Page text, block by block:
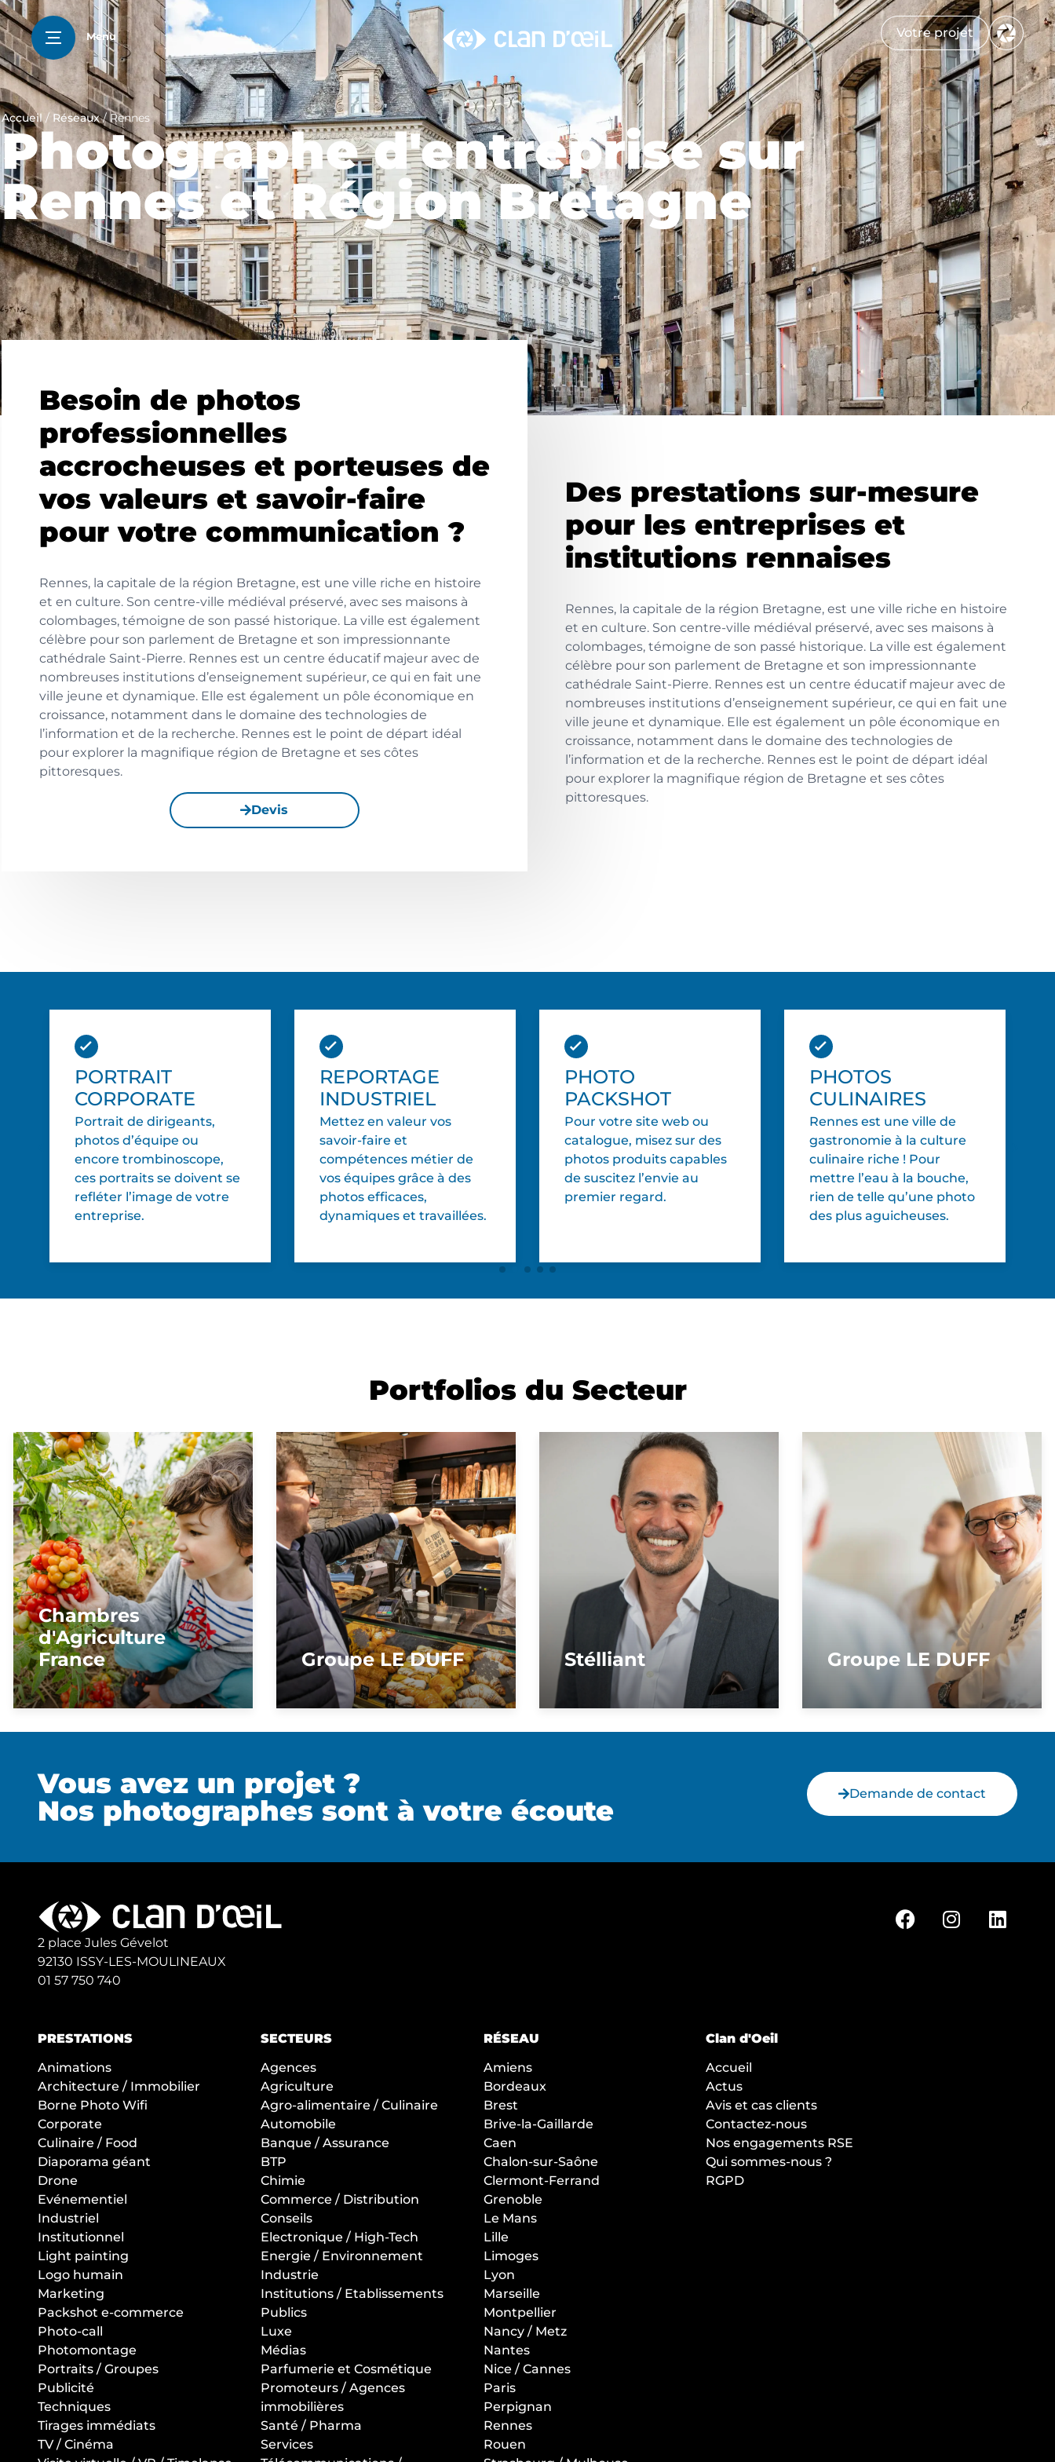
Menu Votre projet
Accueil / Réseaux/Rennes
Photographe d'entreprise sur
Rennes et Région Bretagne
Besoin de photos
professionnelles
accrocheuses et porteuses de
vos valeurs et savoir-faire
pour votre communication ?
Rennes, la capitale de la région Bretagne, est une ville riche en histoire
et en culture. Son centre-ville médiéval préservé, avec ses maisons à
colombages, témoigne de son passé historique. La ville est également
célèbre pour son parlement de Bretagne et son impressionnante
cathédrale Saint-Pierre. Rennes est un centre éducatif majeur avec de
nombreuses institutions d’enseignement supérieur, ce qui en fait une
ville jeune et dynamique. Elle est également un pôle économique en
croissance, notamment dans le domaine des technologies de
l’information et de la recherche. Rennes est le point de départ idéal
pour explorer la magnifique région de Bretagne et ses côtes
pittoresques.
Devis
Des prestations sur-mesure
pour les entreprises et
institutions rennaises
Rennes, la capitale de la région Bretagne, est une ville riche en histoire
et en culture. Son centre-ville médiéval préservé, avec ses maisons à
colombages, témoigne de son passé historique. La ville est également
célèbre pour son parlement de Bretagne et son impressionnante
cathédrale Saint-Pierre. Rennes est un centre éducatif majeur avec de
nombreuses institutions d’enseignement supérieur, ce qui en fait une
ville jeune et dynamique. Elle est également un pôle économique en
croissance, notamment dans le domaine des technologies de
l’information et de la recherche. Rennes est le point de départ idéal
pour explorer la magnifique région de Bretagne et ses côtes
pittoresques.
PORTRAIT
CORPORATE
Portrait de dirigeants,
photos d’équipe ou
encore trombinoscope,
ces portraits se doivent se
refléter l’image de votre
entreprise.
REPORTAGE
INDUSTRIEL
Mettez en valeur vos
savoir-faire et
compétences métier de
vos équipes grâce à des
photos efficaces,
dynamiques et travaillées.
PHOTO
PACKSHOT
Pour votre site web ou
catalogue, misez sur des
photos produits capables
de suscitez l’envie au
premier regard.
PHOTOS
CULINAIRES
Rennes est une ville de
gastronomie à la culture
culinaire riche ! Pour
mettre l’eau à la bouche,
rien de telle qu’une photo
des plus aguicheuses.
Portfolios du Secteur
Chambres
d'Agriculture
France
Groupe LE DUFF Stélliant Groupe LE DUFF
Vous avez un projet ?
Nos photographes sont à votre écoute
Demande de contact
2 place Jules Gévelot
92130 ISSY-LES-MOULINEAUX
01 57 750 740
PRESTATIONS
Animations
Architecture / Immobilier
Borne Photo Wifi
Corporate
Culinaire / Food
Diaporama géant
Drone
Evénementiel
Industriel
Institutionnel
Light painting
Logo humain
Marketing
Packshot e-commerce
Photo-call
Photomontage
Portraits / Groupes
Publicité
Techniques
Tirages immédiats
TV / Cinéma
SECTEURS
Agences
Agriculture
Agro-alimentaire / Culinaire
Automobile
Banque / Assurance
BTP
Chimie
Commerce / Distribution
Conseils
Electronique / High-Tech
Energie / Environnement
Industrie
Institutions / Etablissements
Publics
Luxe
Médias
Parfumerie et Cosmétique
Promoteurs / Agences
immobilières
Santé / Pharma
Services
RÉSEAU
Amiens
Bordeaux
Brest
Brive-la-Gaillarde
Caen
Chalon-sur-Saône
Clermont-Ferrand
Grenoble
Le Mans
Lille
Limoges
Lyon
Marseille
Montpellier
Nancy / Metz
Nantes
Nice / Cannes
Paris
Perpignan
Rennes
Rouen
Clan d'Oeil
Accueil
Actus
Avis et cas clients
Contactez-nous
Nos engagements RSE
Qui sommes-nous ?
RGPD